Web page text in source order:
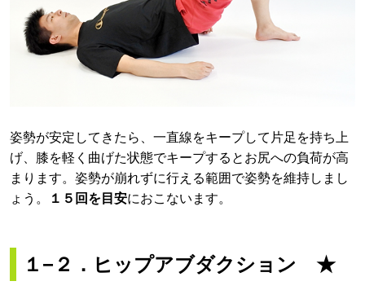
姿勢が安定してきたら、一直線をキープして片足を持ち上
げ、膝を軽く曲げた状態でキープするとお尻への負荷が高
まります。姿勢が崩れずに行える範囲で姿勢を維持しまし
ょう。
１５回を目安におこないます。
１−２．ヒップアブダクション ★